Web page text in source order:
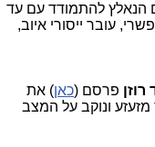
הנאלץ להתמודד עם עד
עובר ייסורי איוב,
רוזן פרסם (כאן) את
2020. דו"ח מאוד מזעזע ונוקב על המצב